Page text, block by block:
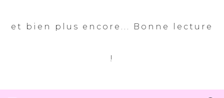
et bien plus encore... Bonne lecture
!